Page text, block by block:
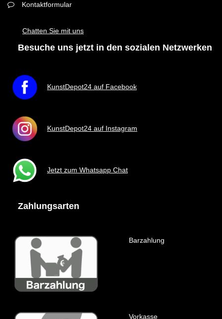
Kontaktformular
Chatten Sie mit uns
Besuche uns jetzt in den sozialen Netzwerken
KunstDepot24 auf Facebook
KunstDepot24 auf Instagram
Jetzt zum Whatsapp Chat
Zahlungsarten
Barzahlung
Vorkasse